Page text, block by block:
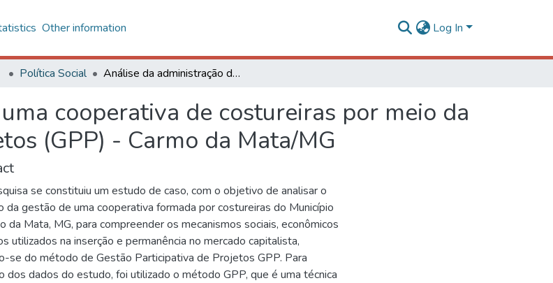
Other information Log In
Política Social Análise da administração de uma cooperativa de costureiras por meio da Gestão Participativa de Projetos (GPP) - Carmo da Mata/MG
cooperativa de costureiras por meio da
(GPP) - Carmo da Mata/MG
se constituiu um estudo de caso, com o objetivo de analisar o
da gestão de uma cooperativa formada por costureiras do Município
da Mata, MG, para compreender os mecanismos sociais, econômicos
utilizados na inserção e permanência no mercado capitalista,
se do método de Gestão Participativa de Projetos GPP. Para
dos dados do estudo, foi utilizado o método GPP, que é uma técnica